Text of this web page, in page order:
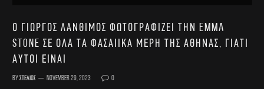
Ο Γιώργος Λάνθιμος φωτογραφίζει την Emma
Stone σε όλα τα φασαίικα μέρη της Αθήνας, γιατί
αυτοί είναι
By Στέλιος November 29, 2023 0